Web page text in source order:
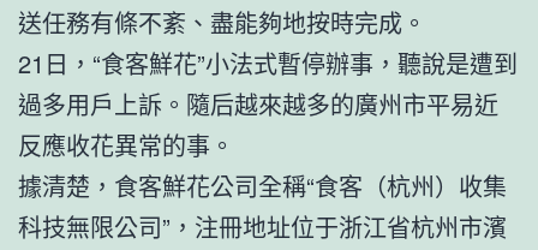
送任務有條不紊、盡能夠地按時完成。
21日，“食客鮮花”小法式暫停辦事，聽說是遭到
過多用戶上訴。隨后越來越多的廣州市平易近
反應收花異常的事。
據清楚，食客鮮花公司全稱“食客（杭州）收集
科技無限公司”，注冊地址位于浙江省杭州市濱